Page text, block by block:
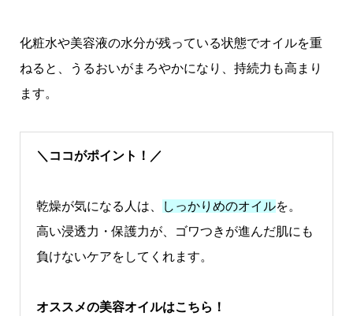
化粧水や美容液の水分が残っている状態でオイルを重
ねると、うるおいがまろやかになり、持続力も高まり
ます。
＼ココがポイント！／
乾燥が気になる人は、 しっかりめのオイルを。
高い浸透力・保護力が、ゴワつきが進んだ肌にも
負けないケアをしてくれます。
オススメの美容オイルはこちら！